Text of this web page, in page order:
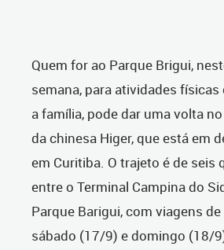
Quem for ao Parque Brigui,
semana, para atividades
a família, pode dar uma volta
da chinesa Higer, que está em
em Curitiba. O trajeto é de seis
entre o Terminal Campina do
Parque Barigui, com viagens
sábado (17/9) e domingo (18/